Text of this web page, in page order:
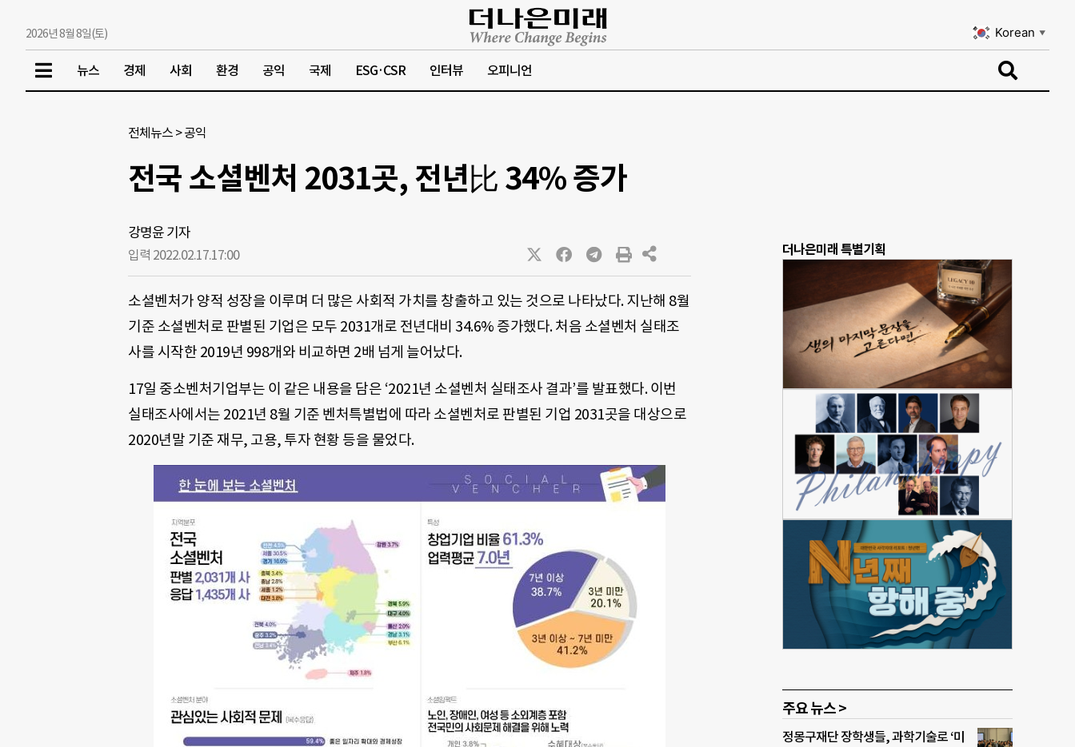
2026년 8월 8일(토) Korean ▼
뉴스 경제 사회 환경 공익 국제 ESG·CSR 인터뷰 오피니언
전체뉴스 >공익
전국 소셜벤처 2031곳, 전년比 34% 증가
강명윤 기자
입력 2022.02.17.17:00
소셜벤처가 양적 성장을 이루며 더 많은 사회적 가치를 창출하고 있는 것으로 나타났다. 지난해 8월
기준 소셜벤처로 판별된 기업은 모두 2031개로 전년대비 34.6% 증가했다. 처음 소셜벤처 실태조
사를 시작한 2019년 998개와 비교하면 2배 넘게 늘어났다.
17일 중소벤처기업부는 이 같은 내용을 담은 ‘2021년 소셜벤처 실태조사 결과’를 발표했다. 이번
실태조사에서는 2021년 8월 기준 벤처특별법에 따라 소셜벤처로 판별된 기업 2031곳을 대상으로
2020년말 기준 재무, 고용, 투자 현황 등을 물었다.
더나은미래 특별기획
주요 뉴스 >
정몽구재단 장학생들, 과학기술로 ‘미